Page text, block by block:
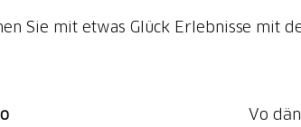
Sie mit etwas Glück Erlebnisse mit
Vo